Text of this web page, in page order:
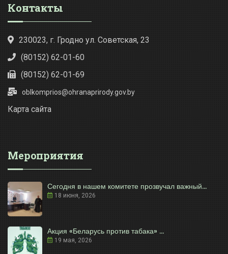
Контакты
230023, г. Гродно ул. Советская, 23
(80152) 62-01-60
(80152) 62-01-69
oblkomprios@ohranaprirody.gov.by
Карта сайта
Мероприятия
Сегодня в нашем комитете прозвучал важный...
18 июня, 2026
Акция «Беларусь против табака» ...
19 мая, 2026